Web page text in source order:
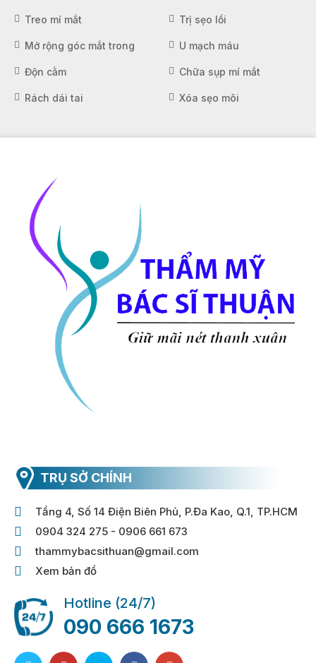
Treo mí mắt Trị sẹo lồi
Mở rộng góc mắt trong U mạch máu
Độn cằm Chữa sụp mí mắt
Rách dái tai Xóa sẹo môi
TRỤ SỞ CHÍNH
Tầng 4, Số 14 Điện Biên Phủ, P.Đa Kao, Q.1, TP.HCM
0904 324 275 - 0906 661 673
thammybacsithuan@gmail.com
Xem bản đồ
Hotline (24/7)
090 666 1673